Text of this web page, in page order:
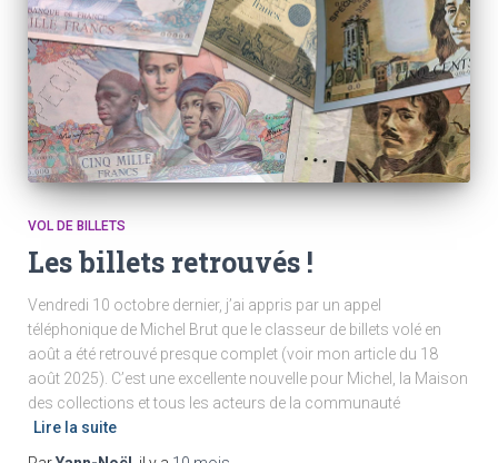
VOL DE BILLETS
Les billets retrouvés !
Vendredi 10 octobre dernier, j’ai appris par un appel
téléphonique de Michel Brut que le classeur de billets volé en
août a été retrouvé presque complet (voir mon article du 18
août 2025). C’est une excellente nouvelle pour Michel, la Maison
des collections et tous les acteurs de la communauté
Lire la suite